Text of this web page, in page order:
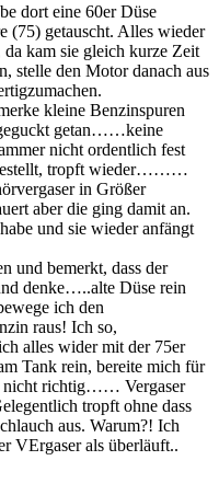
dort eine 60er Düse
(75) getauscht. Alles wieder
kam sie gleich kurze Zeit
stelle den Motor danach aus
kleine Benzinspuren
getan……keine
nicht ordentlich fest
tropft wieder………
in Größer
aber die ging damit an.
und sie wieder anfängt
und bemerkt, dass der
denke…..alte Düse rein
ich den
raus! Ich so,
alles wider mit der 75er
Tank rein, bereite mich für
nicht richtig…… Vergaser
tropft ohne dass
aus. Warum?! Ich
VErgaser als überläuft..